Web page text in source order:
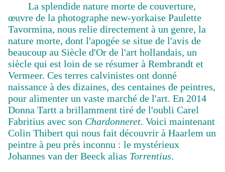
La splendide nature morte de couverture,
œuvre de la photographe new-yorkaise Paulette
Tavormina, nous relie directement à un genre, la
nature morte, dont l'apogée se situe de l'avis de
beaucoup au Siècle d'Or de l'art hollandais, un
siècle qui est loin de se résumer à Rembrandt et
Vermeer. Ces terres calvinistes ont donné
naissance à des dizaines, des centaines de peintres,
pour alimenter un vaste marché de l'art. En 2014
Donna Tartt a brillamment tiré de l'oubli Carel
Fabritius avec son Chardonneret. Voici maintenant
Colin Thibert qui nous fait découvrir à Haarlem un
peintre à peu près inconnu : le mystérieux
Johannes van der Beeck alias Torrentius.